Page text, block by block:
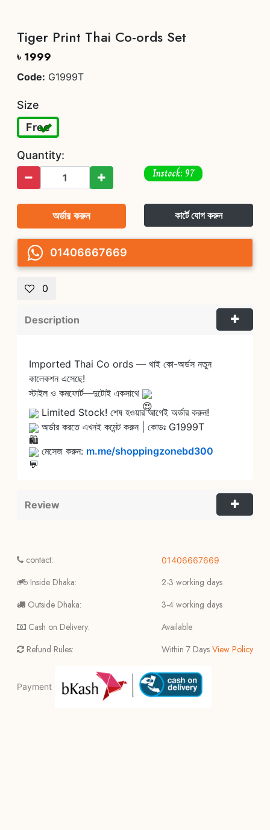
Tiger Print Thai Co-ords Set
৳ 1999
Code: G1999T
Size
Free
Quantity:
Instock: 97
অর্ডার করুন কার্টে যোগ করুন
01406667669
0
Description
Imported Thai Co ords — থাই কো-অর্ডস নতুন
কালেকশন এসেছে!
স্টাইল ও কমফোর্ট—দুটোই একসাথে
Limited Stock! শেষ হওয়ার আগেই অর্ডার করুন!
অর্ডার করতে এখনই কমেন্ট করুন | কোডঃ G1999T
মেসেজ করুন: m.me/shoppingzonebd300
Review
contact:
Inside Dhaka:
Outside Dhaka:
Cash on Delivery:
Refund Rules:
01406667669
2-3 working days
3-4 working days
Available
Within 7 Days View Policy
Payment